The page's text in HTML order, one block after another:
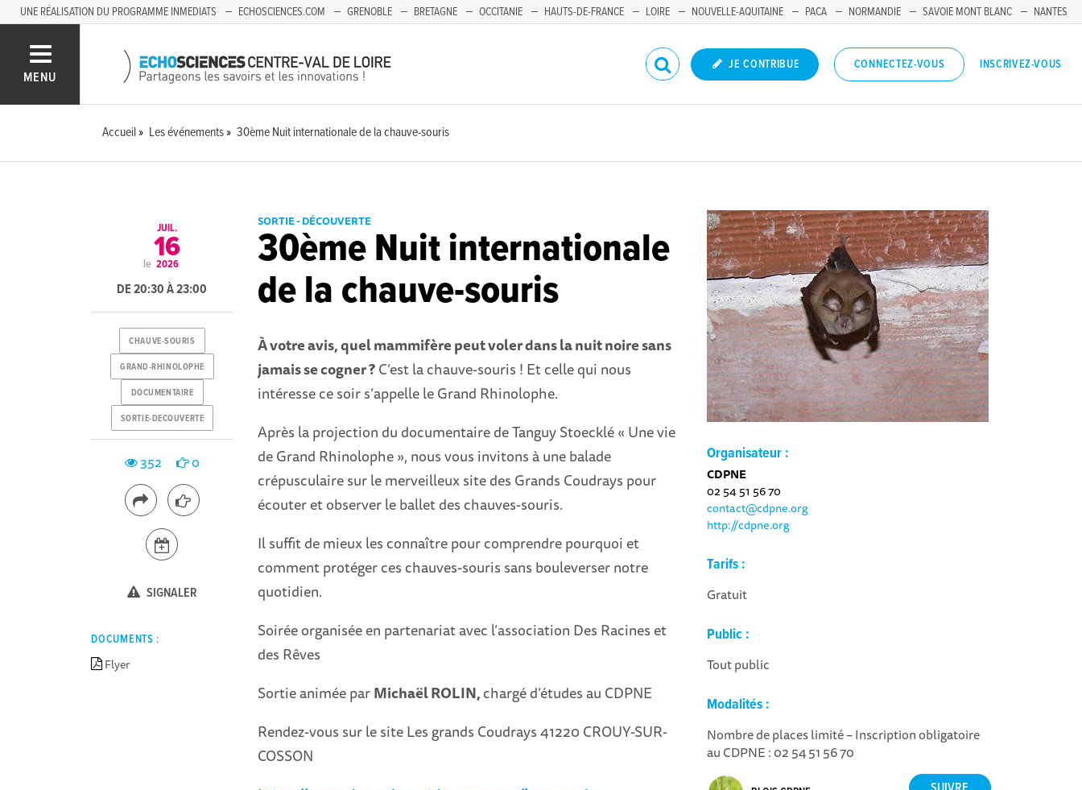
UNE RÉALISATION DU PROGRAMME INMEDIATS ECHOSCIENCES.COM GRENOBLE BRETAGNE OCCITANIE HAUTS-DE-FRANCE LOIRE NOUVELLE-AQUITAINE PACA NORMANDIE SAVOIE MONT BLANC
NANTES
MENU
JE CONTRIBUE CONNECTEZ-VOUS INSCRIVEZ-VOUS
Accueil Les événements 30ème Nuit internationale de la chauve-souris
SORTIE - DÉCOUVERTE
30ème Nuit internationale
de la chauve-souris
À votre avis, quel mammifère peut voler dans la nuit noire sans
jamais se cogner ?C’est la chauve-souris ! Et celle qui nous
intéresse ce soir s’appelle le Grand Rhinolophe.
Après la projection du documentaire de Tanguy Stoecklé « Une vie
de Grand Rhinolophe », nous vous invitons à une balade
crépusculaire sur le merveilleux site des Grands Coudrays pour
écouter et observer le ballet des chauves-souris.
Il suffit de mieux les connaître pour comprendre pourquoi et
comment protéger ces chauves-souris sans bouleverser notre
quotidien.
Soirée organisée en partenariat avec l’association Des Racines et
des Rêves
Sortie animée parMichaël ROLIN,chargé d’études au CDPNE
Rendez-vous sur le site Les grands Coudrays 41220 CROUY-SUR-
COSSON
Organisateur :
CDPNE
02 54 51 56 70
contact@cdpne.org
http://cdpne.org
Tarifs :
Gratuit
Public :
Tout public
Modalités :
Nombre de places limité – Inscription obligatoire
au CDPNE : 02 54 51 56 70
le
JUIL.
16
2026
DE 20:30 À 23:00
CHAUVE-SOURIS
GRAND-RHINOLOPHE
DOCUMENTAIRE
SORTIE-DECOUVERTE
352 0
SIGNALER
DOCUMENTS :
Flyer